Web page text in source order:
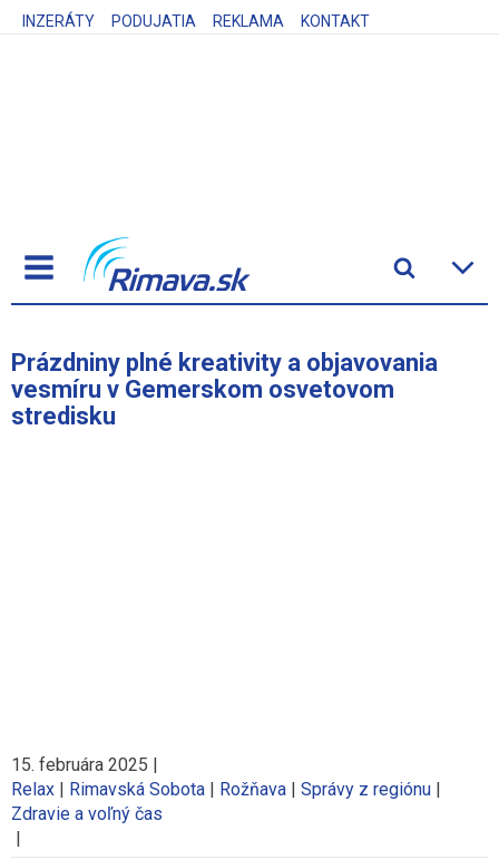
INZERÁTY PODUJATIA REKLAMA KONTAKT
Prázdniny plné kreativity a objavovania
vesmíru v Gemerskom osvetovom
stredisku
15. februára 2025 |
Relax | Rimavská Sobota | Rožňava | Správy z regiónu |
Zdravie a voľný čas
|